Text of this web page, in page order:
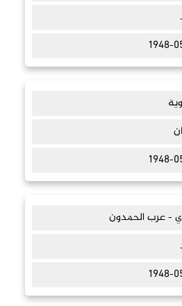
1948-
1948-
- عرب الحمدون
1948-